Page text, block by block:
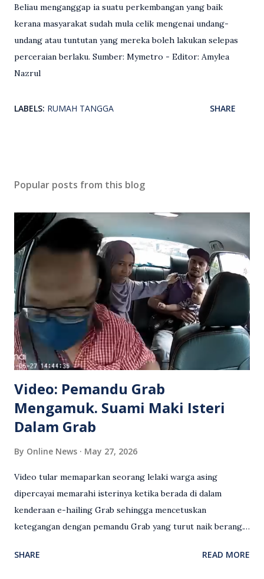
Beliau menganggap ia suatu perkembangan yang baik
kerana masyarakat sudah mula celik mengenai undang-
undang atau tuntutan yang mereka boleh lakukan selepas
perceraian berlaku. Sumber: Mymetro - Editor: Amylea
Nazrul
LABELS: RUMAH TANGGA SHARE
Popular posts from this blog
Video: Pemandu Grab
Mengamuk. Suami Maki Isteri
Dalam Grab
By Online News May 27, 2026
Video tular memaparkan seorang lelaki warga asing
dipercayai memarahi isterinya ketika berada di dalam
kenderaan e-hailing Grab sehingga mencetuskan
ketegangan dengan pemandu Grab yang turut naik berang.
antara seorang lelaki warga asing dengan pemandu Grab
SHARE READ MORE